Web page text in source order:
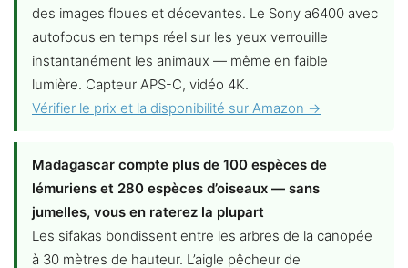
des images floues et décevantes. Le Sony a6400 avec
autofocus en temps réel sur les yeux verrouille
instantanément les animaux — même en faible
lumière. Capteur APS-C, vidéo 4K.
Vérifier le prix et la disponibilité sur Amazon →
Madagascar compte plus de 100 espèces de
lémuriens et 280 espèces d’oiseaux — sans
jumelles, vous en raterez la plupart
Les sifakas bondissent entre les arbres de la canopée
à 30 mètres de hauteur. L’aigle pêcheur de